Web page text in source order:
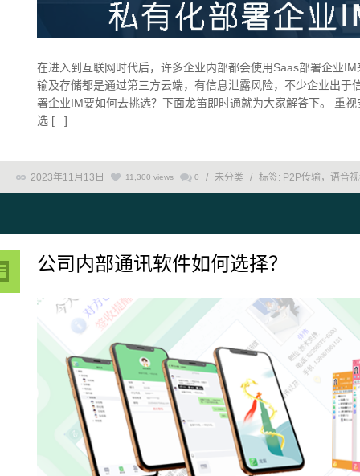
在进入到互联网时代后，许多企业内部都会使用Saas部署企业
输及存储都是通过第三方云端，有信息泄露风险，不少企业出
署企业IM要如何去挑选？下面龙笛即时通就为大家解答下。 重
选 [...]
2023年11月13日 11,300 views 0 / 未分类 / 标签: P2P传输，语音
公司内部通讯软件如何选择？